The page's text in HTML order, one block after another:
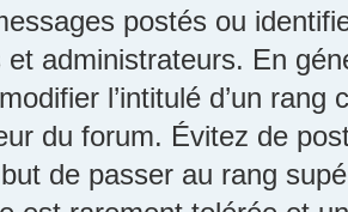
postés ou
et administrateurs. En
l’intitulé d’un
du forum. Évitez de
de passer au rang